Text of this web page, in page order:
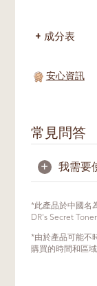
成分表
安心資訊
常見問答
+ 我需要
不需要
肌膚充分
*此產品於中國名
DR's Secret Toner
*由於產品可能不
購買的時間和區域